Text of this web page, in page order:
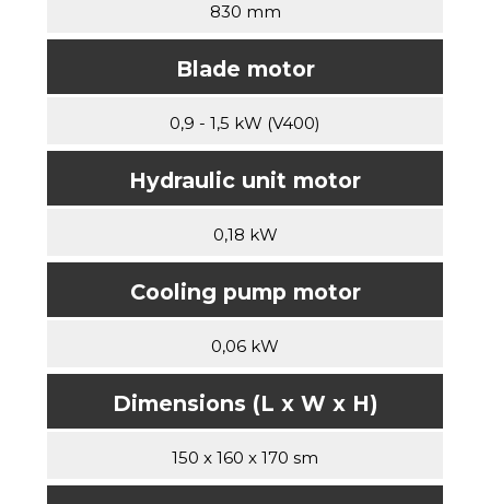
830 mm
Blade motor
0,9 - 1,5 kW (V400)
Hydraulic unit motor
0,18 kW
Cooling pump motor
0,06 kW
Dimensions (L x W x H)
150 x 160 x 170 sm